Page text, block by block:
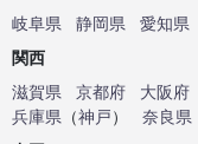
岐阜県
静岡県 愛知県
関西
滋賀県
京都府 大阪府
兵庫県 （神戸） 奈良県